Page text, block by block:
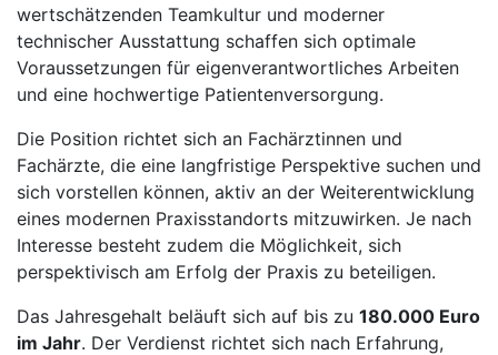
wertschätzenden Teamkultur und moderner
technischer Ausstattung schaffen sich optimale
Voraussetzungen für eigenverantwortliches Arbeiten
und eine hochwertige Patientenversorgung.
Die Position richtet sich an Fachärztinnen und
Fachärzte, die eine langfristige Perspektive suchen und
sich vorstellen können, aktiv an der Weiterentwicklung
eines modernen Praxisstandorts mitzuwirken. Je nach
Interesse besteht zudem die Möglichkeit, sich
perspektivisch am Erfolg der Praxis zu beteiligen.
Das Jahresgehalt beläuft sich auf bis zu 180.000 Euro
im Jahr. Der Verdienst richtet sich nach Erfahrung,